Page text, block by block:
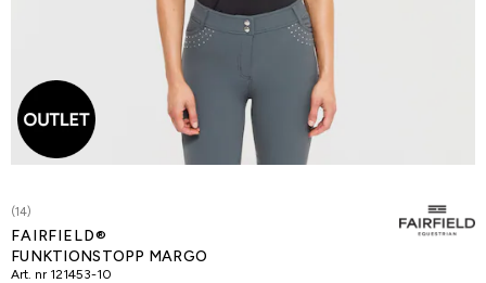
(14)
FAIRFIELD®
FUNKTIONSTOPP MARGO
Art. nr 121453-10